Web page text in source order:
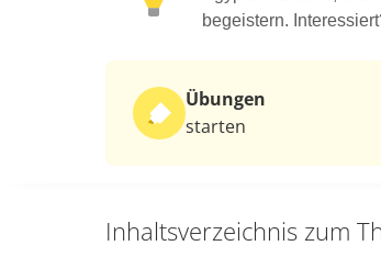
begeistern.
Übungen
starten
Inhaltsverzeichnis zum